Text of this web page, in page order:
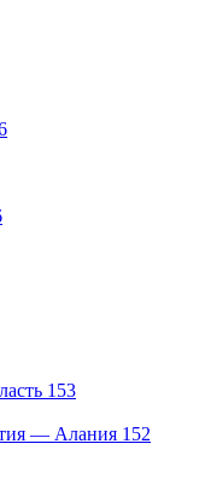
153
— Алания 152